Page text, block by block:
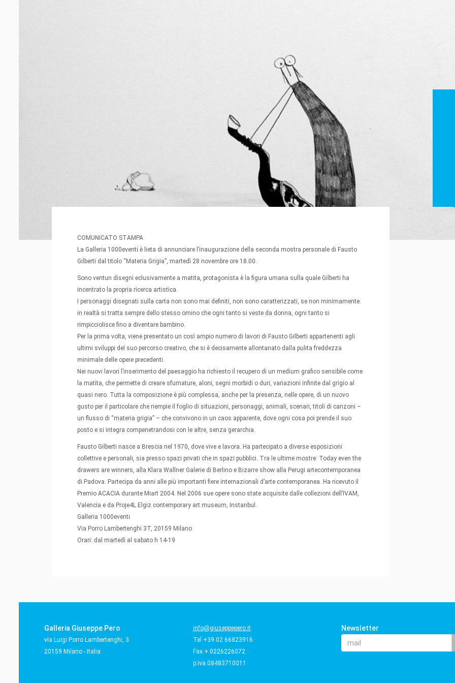
COMUNICATO STAMPA
La Galleria 1000eventi è lieta di annunciare l’inaugurazione della seconda mostra personale di Fausto
Gilberti dal titolo “Materia Grigia”, martedì 28 novembre ore 18.00.
Sono ventun disegni eclusivamente a matita, protagonista è la figura umana sulla quale Gilberti ha
incentrato la propria ricerca artistica.
I personaggi disegnati sulla carta non sono mai definiti, non sono caratterizzati, se non minimamente:
in realtà si tratta sempre dello stesso omino che ogni tanto si veste da donna, ogni tanto si
rimpicciolisce fino a diventare bambino.
Per la prima volta, viene presentato un così ampio numero di lavori di Fausto Gilberti appartenenti agli
ultimi sviluppi del suo percorso creativo, che si è decisamente allontanato dalla pulita freddezza
minimale delle opere precedenti.
Nei nuovi lavori l’inserimento del paesaggio ha richiesto il recupero di un medium grafico sensibile come
la matita, che permette di creare sfumature, aloni, segni morbidi o duri, variazioni infinite dal grigio al
quasi nero. Tutta la composizione è più complessa, anche per la presenza, nelle opere, di un nuovo
gusto per il particolare che riempie il foglio di situazioni, personaggi, animali, scenari, titoli di canzoni –
un flusso di “materia grigia” – che convivono in un caos apparente, dove ogni cosa poi prende il suo
posto e si integra compenetrandosi con le altre, senza gerarchia.
Fausto Gilberti nasce a Brescia nel 1970, dove vive e lavora. Ha partecipato a diverse esposizioni
collettive e personali, sia presso spazi privati che in spazi pubblici. Tra le ultime mostre: Today even the
drawers are winners, alla Klara Wallner Galerie di Berlino e Bizarre show alla Perugi artecontemporanea
di Padova. Partecipa da anni alle più importanti fiere internazionali d’arte contemporanea. Ha ricevuto il
Premio ACACIA durante Miart 2004. Nel 2006 sue opere sono state acquisite dalle collezioni dell’IVAM,
Valencia e da Proje4L Elgiz contemporary art museum, Instanbul.
Galleria 1000eventi
Via Porro Lambertenghi 3T, 20159 Milano
Orari: dal martedì al sabato h 14-19
Galleria Giuseppe Pero
via Luigi Porro Lambertenghi, 3
20159 Milano - Italia
info@giuseppepero.it
Tel +39 02 66823916
Fax + 0226226072
p.iva 08483710011
Newsletter